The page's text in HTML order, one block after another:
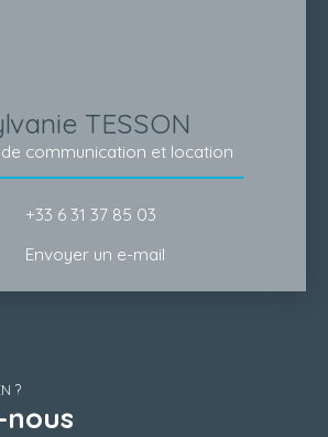
TESSON
communication et location
+33 6 31 37 85 03
Envoyer un e-mail
?